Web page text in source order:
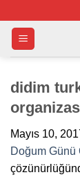
atla
didim
Mayıs 10,
Doğum Günü